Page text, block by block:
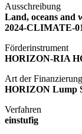
Ausschreibung
Land, oceans and
2024-CLIMATE-
Förderinstrument
HORIZON-RIA
Art der Finanzierung
HORIZON Lump
Verfahren
einstufig